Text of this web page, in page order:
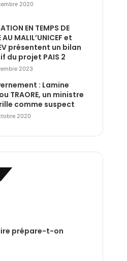
2020
EN TEMPS DE
AU MALIL’UNICEF et
présentent un bilan
du projet PAIS 2
2023
: Lamine
TRAORE, un ministre
comme suspect
2020
prépare-t-on